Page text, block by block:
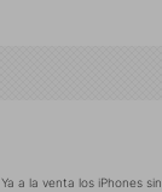
Ya a la venta los iPhones